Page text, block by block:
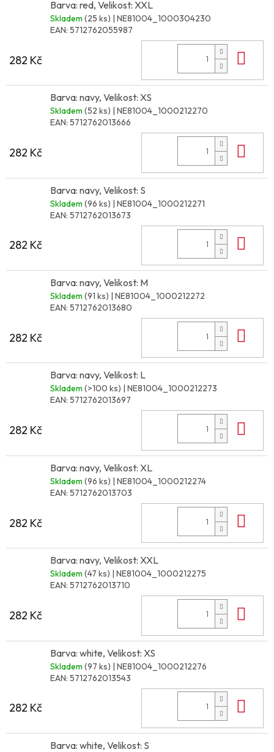
Barva: red, Velikost: XXL
Skladem (25 ks) | NE81004_1000304230
EAN: 5712762055987
282 Kč
Barva: navy, Velikost: XS
Skladem (52 ks) | NE81004_1000212270
EAN: 5712762013666
282 Kč
Barva: navy, Velikost: S
Skladem (96 ks) | NE81004_1000212271
EAN: 5712762013673
282 Kč
Barva: navy, Velikost: M
Skladem (91 ks) | NE81004_1000212272
EAN: 5712762013680
282 Kč
Barva: navy, Velikost: L
Skladem (>100 ks) | NE81004_1000212273
EAN: 5712762013697
282 Kč
Barva: navy, Velikost: XL
Skladem (96 ks) | NE81004_1000212274
EAN: 5712762013703
282 Kč
Barva: navy, Velikost: XXL
Skladem (47 ks) | NE81004_1000212275
EAN: 5712762013710
282 Kč
Barva: white, Velikost: XS
Skladem (97 ks) | NE81004_1000212276
EAN: 5712762013543
282 Kč
Barva: white, Velikost: S